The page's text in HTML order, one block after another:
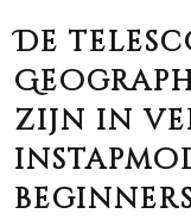
De
zijn in